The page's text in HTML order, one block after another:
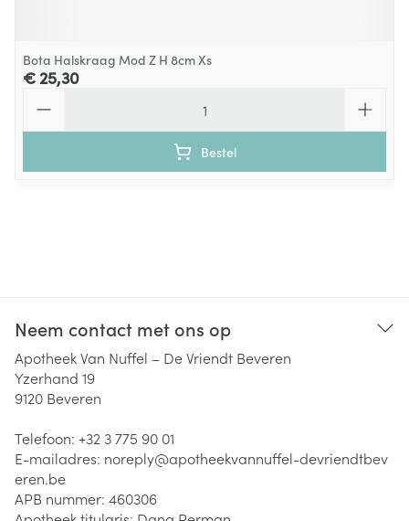
Bota Halskraag Mod Z H 8cm Xs
€ 25,30
Bestel
Neem contact met ons op
Apotheek Van Nuffel – De Vriendt Beveren
Yzerhand 19
9120 Beveren
Telefoon: +32 3 775 90 01
E-mailadres: noreply@apotheekvannuffel-devriendtbev
eren.be
APB nummer: 460306